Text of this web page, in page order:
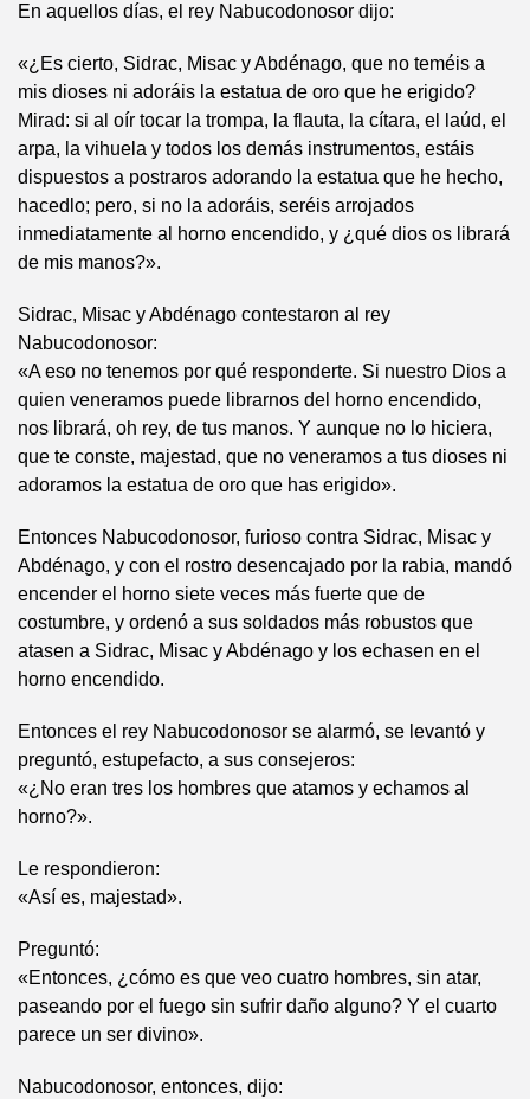
En aquellos días, el rey Nabucodonosor dijo:
«¿Es cierto, Sidrac, Misac y Abdénago, que no teméis a
mis dioses ni adoráis la estatua de oro que he erigido?
Mirad: si al oír tocar la trompa, la flauta, la cítara, el laúd, el
arpa, la vihuela y todos los demás instrumentos, estáis
dispuestos a postraros adorando la estatua que he hecho,
hacedlo; pero, si no la adoráis, seréis arrojados
inmediatamente al horno encendido, y ¿qué dios os librará
de mis manos?».
Sidrac, Misac y Abdénago contestaron al rey
Nabucodonosor:
«A eso no tenemos por qué responderte. Si nuestro Dios a
quien veneramos puede librarnos del horno encendido,
nos librará, oh rey, de tus manos. Y aunque no lo hiciera,
que te conste, majestad, que no veneramos a tus dioses ni
adoramos la estatua de oro que has erigido».
Entonces Nabucodonosor, furioso contra Sidrac, Misac y
Abdénago, y con el rostro desencajado por la rabia, mandó
encender el horno siete veces más fuerte que de
costumbre, y ordenó a sus soldados más robustos que
atasen a Sidrac, Misac y Abdénago y los echasen en el
horno encendido.
Entonces el rey Nabucodonosor se alarmó, se levantó y
preguntó, estupefacto, a sus consejeros:
«¿No eran tres los hombres que atamos y echamos al
horno?».
Le respondieron:
«Así es, majestad».
Preguntó:
«Entonces, ¿cómo es que veo cuatro hombres, sin atar,
paseando por el fuego sin sufrir daño alguno? Y el cuarto
parece un ser divino».
Nabucodonosor, entonces, dijo: